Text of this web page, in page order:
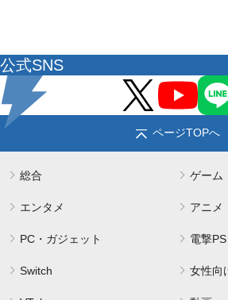
公式SNS
ページTOPへ
総合 ゲーム
エンタメ アニメ
PC・ガジェット 電撃PS
Switch 女性向